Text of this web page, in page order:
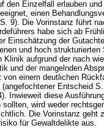
den Einzelfall erlauben
einen
9). Die Vorinstanz führt
habe sich ab
Einschätzung der
und hoch strukturierten
aufgrund der nach
und der mangelnden
von einem deutlichen
Entscheid
Inwieweit diese
wird weder
Die Vorinstanz geht
für Gewaltdelikte aus.